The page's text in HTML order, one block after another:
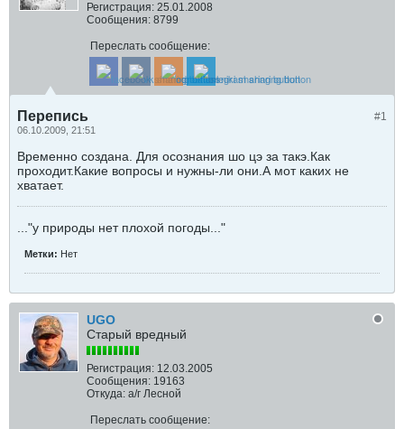
Регистрация: 25.01.2008
Сообщения: 8799
Переслать сообщение:
#1
Перепись
06.10.2009, 21:51
Временно создана. Для осознания шо цэ за такэ.Как
проходит.Какие вопросы и нужны-ли они.А мот каких не
хватает.
..."у природы нет плохой погоды..."
Метки: Нет
UGO
Старый вредный
Регистрация: 12.03.2005
Сообщения: 19163
Откуда: а/г Лесной
Переслать сообщение: